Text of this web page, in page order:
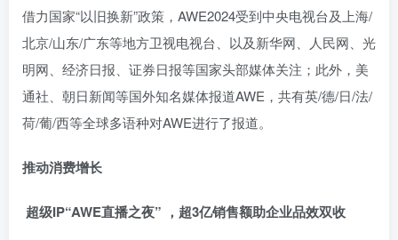
借力国家“以旧换新”政策，AWE2024受到中央电视台及上海/
北京/山东/广东等地方卫视电视台、以及新华网、人民网、光
明网、经济日报、证券日报等国家头部媒体关注；此外，美
通社、朝日新闻等国外知名媒体报道AWE，共有英/德/日/法/
荷/葡/西等全球多语种对AWE进行了报道。
推动消费增长
超级IP“AWE直播之夜” ，超3亿销售额助企业品效双收